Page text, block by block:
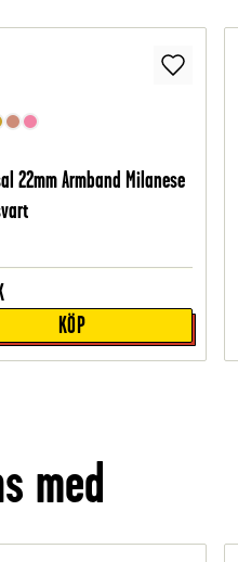
22mm Armband Milanese
KÖP
med